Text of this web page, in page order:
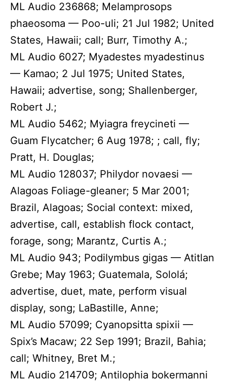
ML Audio 236868; Melamprosops
phaeosoma — Poo-uli; 21 Jul 1982; United
States, Hawaii; call; Burr, Timothy A.;
ML Audio 6027; Myadestes myadestinus
— Kamao; 2 Jul 1975; United States,
Hawaii; advertise, song; Shallenberger,
Robert J.;
ML Audio 5462; Myiagra freycineti —
Guam Flycatcher; 6 Aug 1978; ; call, fly;
Pratt, H. Douglas;
ML Audio 128037; Philydor novaesi —
Alagoas Foliage-gleaner; 5 Mar 2001;
Brazil, Alagoas; Social context: mixed,
advertise, call, establish flock contact,
forage, song; Marantz, Curtis A.;
ML Audio 943; Podilymbus gigas — Atitlan
Grebe; May 1963; Guatemala, Sololá;
advertise, duet, mate, perform visual
display, song; LaBastille, Anne;
ML Audio 57099; Cyanopsitta spixii —
Spix’s Macaw; 22 Sep 1991; Brazil, Bahia;
call; Whitney, Bret M.;
ML Audio 214709; Antilophia bokermanni